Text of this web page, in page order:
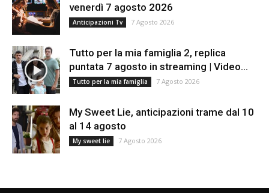
venerdì 7 agosto 2026
Anticipazioni Tv 7 Agosto 2026
Tutto per la mia famiglia 2, replica
puntata 7 agosto in streaming | Video...
Tutto per la mia famiglia 7 Agosto 2026
My Sweet Lie, anticipazioni trame dal 10
al 14 agosto
My sweet lie 7 Agosto 2026